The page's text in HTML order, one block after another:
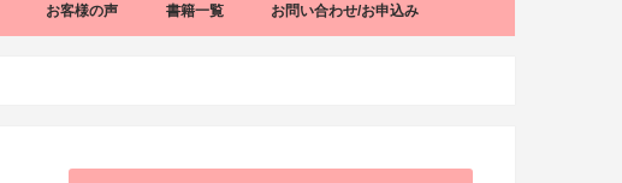
お客様の声 書籍一覧 お問い合わせ/お申込み